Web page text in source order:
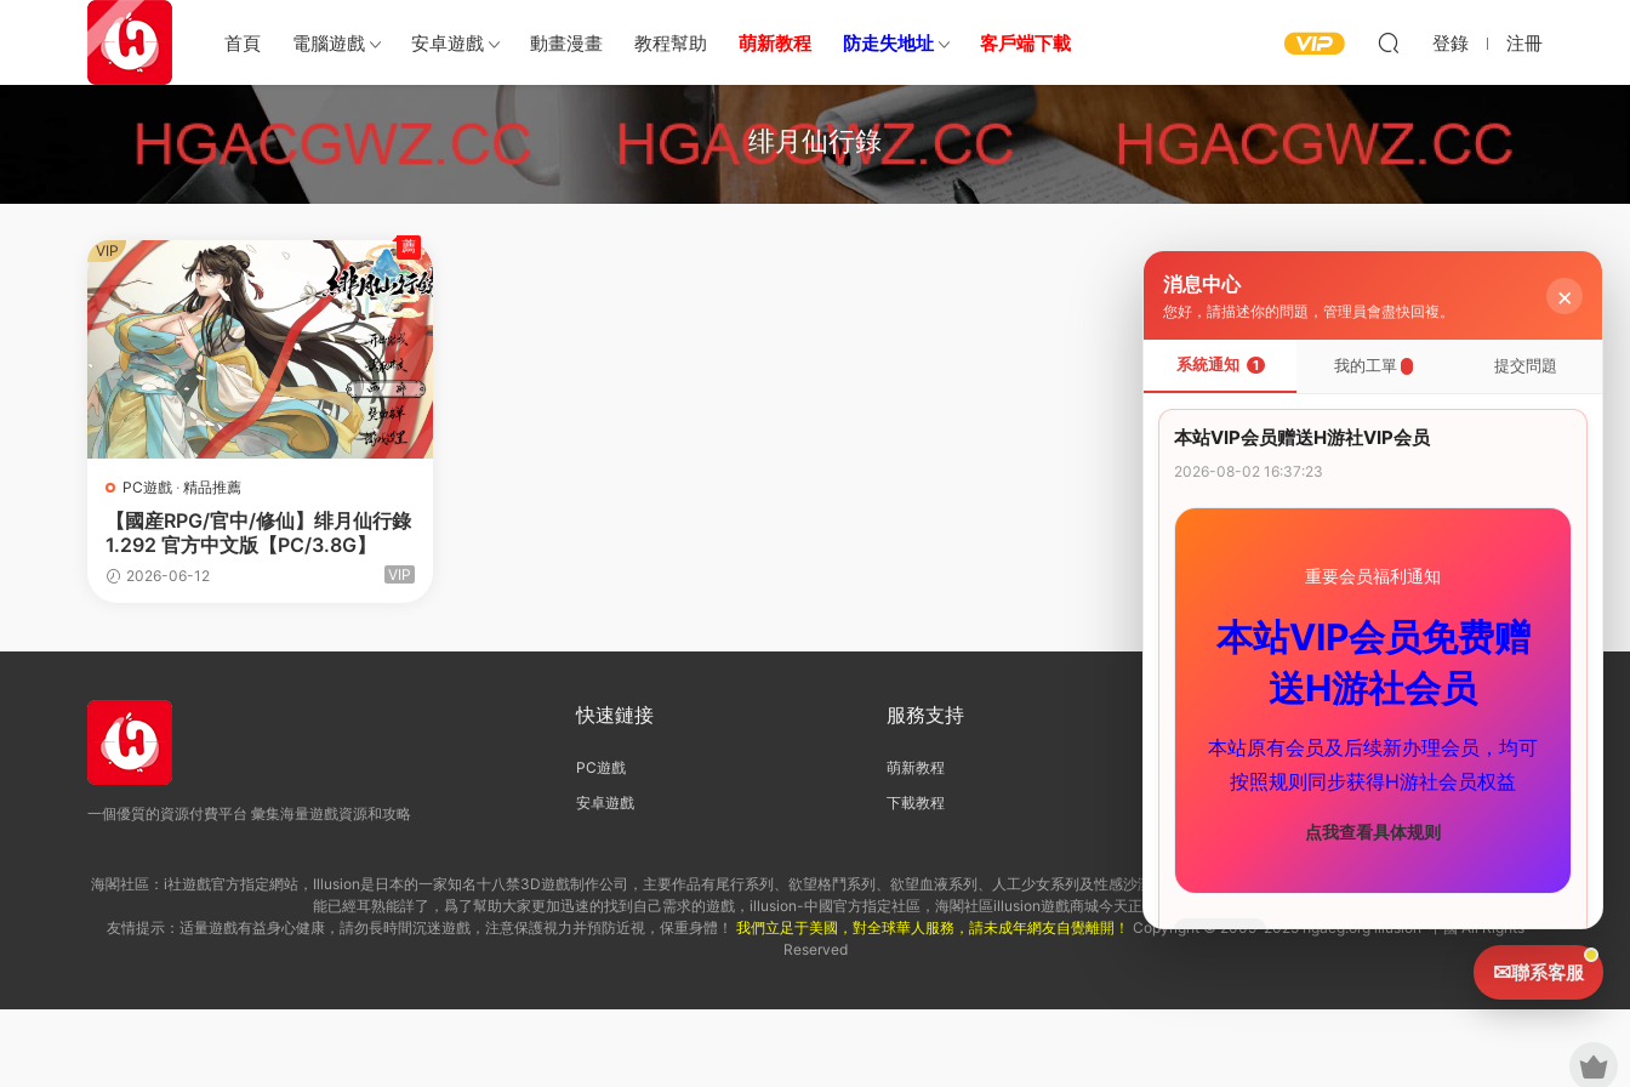
首頁 電腦遊戲 安卓遊戲 動畫漫畫 教程幫助 萌新教程 防走失地址 客戶端下載 登錄 注冊
绯月仙行錄
PC遊戲 · 精品推薦
【國産RPG/官中/修仙】绯月仙行錄
1.292 官方中文版【PC/3.8G】
2026-06-12 VIP
VIP 薦
一個優質的資源付費平台 彙集海量遊戲資源和攻略
快速鏈接
PC遊戲
安卓遊戲
服務支持
萌新教程
下載教程
海閣社區ACG頻道（實時推送更新）
海閣社區：i社遊戲官方指定網站，Illusion是日本的一家知名十八禁3D遊戲制作公司，主要作品有尾行系列、欲望格鬥系列、欲望血液系列、人工少女系列及性感沙灘系列等。i社作爲PC界最出名的成人遊戲制作商，很多玩家可
能已經耳熟能詳了，爲了幫助大家更加迅速的找到自己需求的遊戲，illusion-中國官方指定社區，海閣社區illusion遊戲商城今天正式上線了，一起來看看吧！
友情提示：适量遊戲有益身心健康，請勿長時間沉迷遊戲，注意保護視力并預防近視，保重身體！ 我們立足于美國，對全球華人服務，請未成年網友自覺離開！ Copyright © 2009-2025 hgacg.org illusion-中國 All Rights
Reserved
✉聯系客服
消息中心
您好，請描述你的問題，管理員會盡快回複。 ×
系統通知 1 我的工單 提交問題
本站VIP会员赠送H游社VIP会员
2026-08-02 16:37:23
重要会员福利通知
本站VIP会员免费赠
送H游社会员
本站原有会员及后续新办理会员，均可
按照规则同步获得H游社会员权益
点我查看具体规则
我知道了